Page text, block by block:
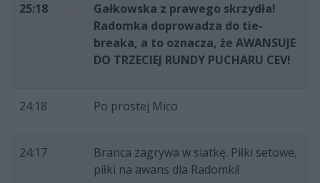
25:18
Gałkowska z prawego skrzydła!
Radomka doprowadza do tie-
breaka, a to oznacza, że AWANSUJE
DO TRZECIEJ RUNDY PUCHARU CEV!
24:18 Po prostej Mico
24:17
Branca zagrywa w siatkę. Piłki setowe,
piłki na awans dla Radomki!